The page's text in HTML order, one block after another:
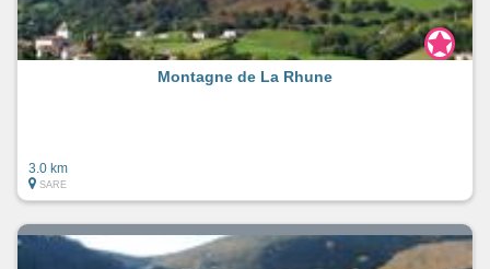
Montagne de La Rhune
3.0 km
SARE